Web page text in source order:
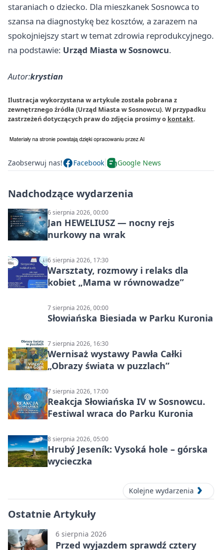
staraniach o dziecko. Dla mieszkanek Sosnowca to
szansa na diagnostykę bez kosztów, a zarazem na
spokojniejszy start w temat zdrowia reprodukcyjnego.
na podstawie: Urząd Miasta w Sosnowcu.
Autor:krystian
Ilustracja wykorzystana w artykule została pobrana z
zewnętrznego źródła (Urząd Miasta w Sosnowcu). W przypadku
zastrzeżeń dotyczących praw do zdjęcia prosimy o kontakt.
Zaobserwuj nas! Facebook Google News
Nadchodzące wydarzenia
6 sierpnia 2026, 00:00
Jan HEWELIUSZ — nocny rejs
nurkowy na wrak
6 sierpnia 2026, 17:30
Warsztaty, rozmowy i relaks dla
kobiet „Mama w równowadze”
7 sierpnia 2026, 00:00
Słowiańska Biesiada w Parku Kuronia
7 sierpnia 2026, 16:30
Wernisaż wystawy Pawła Całki
„Obrazy świata w puzzlach”
7 sierpnia 2026, 17:00
Reakcja Słowiańska IV w Sosnowcu.
Festiwal wraca do Parku Kuronia
8 sierpnia 2026, 05:00
Hrubý Jeseník: Vysoká hole – górska
wycieczka
Kolejne wydarzenia
Ostatnie Artykuły
6 sierpnia 2026
Przed wyjazdem sprawdź cztery